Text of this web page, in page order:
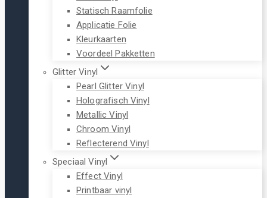
Statisch Raamfolie
Applicatie Folie
Kleurkaarten
Voordeel Pakketten
Glitter Vinyl
Pearl Glitter Vinyl
Holografisch Vinyl
Metallic Vinyl
Chroom Vinyl
Reflecterend Vinyl
Speciaal Vinyl
Effect Vinyl
Printbaar vinyl